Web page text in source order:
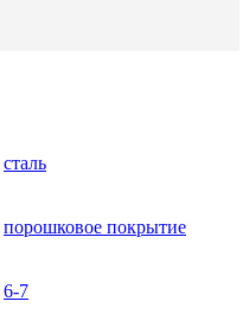
сталь
порошковое покрытие
6-7